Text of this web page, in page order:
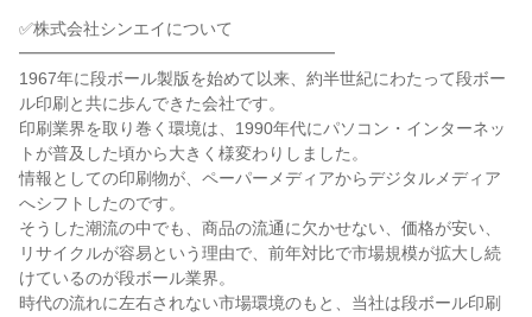
✅株式会社シンエイについて
━━━━━━━━━━━━━━━━━━━
1967年に段ボール製版を始めて以来、約半世紀にわたって段ボー
ル印刷と共に歩んできた会社です。
印刷業界を取り巻く環境は、1990年代にパソコン・インターネッ
トが普及した頃から大きく様変わりしました。
情報としての印刷物が、ペーパーメディアからデジタルメディア
へシフトしたのです。
そうした潮流の中でも、商品の流通に欠かせない、価格が安い、
リサイクルが容易という理由で、前年対比で市場規模が拡大し続
けているのが段ボール業界。
時代の流れに左右されない市場環境のもと、当社は段ボール印刷